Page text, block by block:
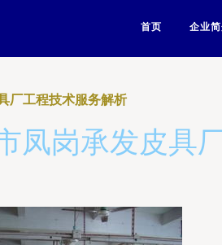
首页 企业
厂工程技术服务解析
凤岗承发皮具